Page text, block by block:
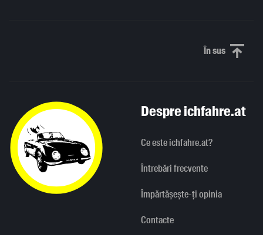
În susDerulați
Despre ichfahre.at
Ce este ichfahre.at?
Întrebări frecvente
Împărtășește-ți opinia
Contacte